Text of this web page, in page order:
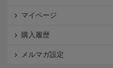
マイページ
購入履歴
メルマガ設定